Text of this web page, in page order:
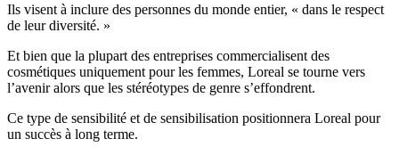
Ils visent à inclure des personnes du monde entier, « dans le respect
de leur diversité. »
Et bien que la plupart des entreprises commercialisent des
cosmétiques uniquement pour les femmes, Loreal se tourne vers
l’avenir alors que les stéréotypes de genre s’effondrent.
Ce type de sensibilité et de sensibilisation positionnera Loreal pour
un succès à long terme.